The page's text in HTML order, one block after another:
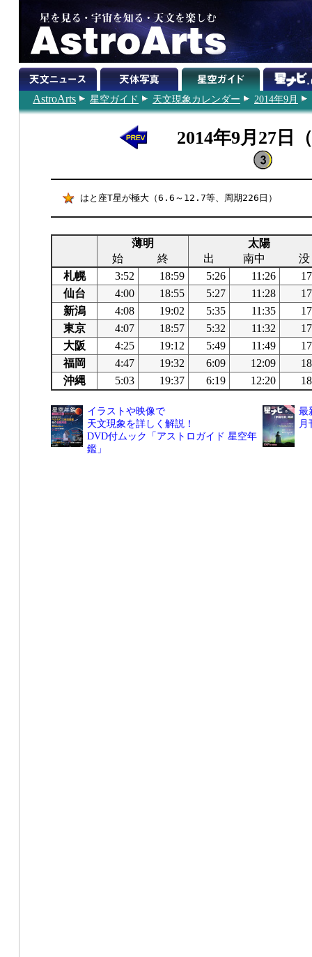
AstroArts 星空ガイド 天文現象カレンダー 2014年9月
2014年9月27日
はと座T星が極大（6.6～12.7等、周期226日）
薄明
太陽
始
終 出 南中
没
札幌
3:52 18:59 5:26 11:26
仙台
4:00 18:55 5:27 11:28
新潟
4:08 19:02 5:35 11:35
東京
4:07 18:57 5:32 11:32
大阪
4:25 19:12 5:49 11:49
福岡
4:47 19:32 6:09 12:09
沖縄
5:03 19:37 6:19 12:20
イラストや映像で
天文現象を詳しく解説！
DVD付ムック「アストロガイド 星空年
鑑」
最
月